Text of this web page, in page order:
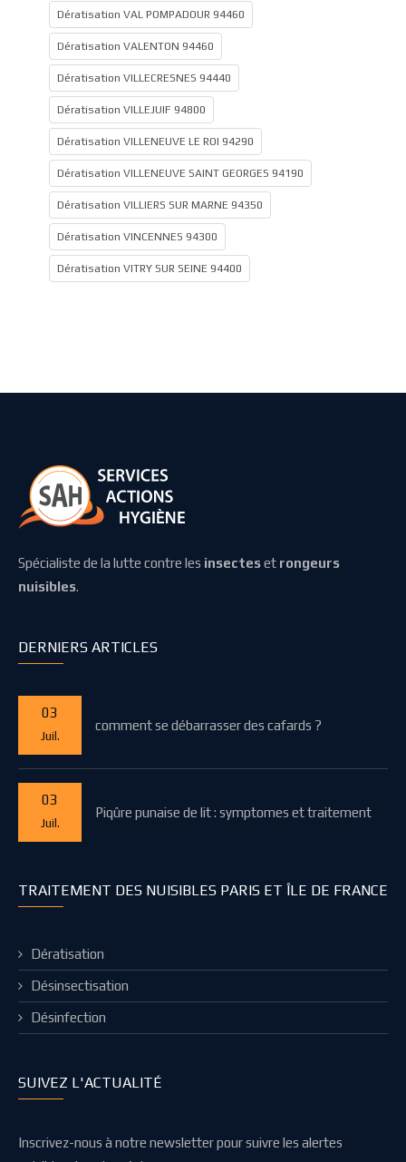
Dératisation VAL POMPADOUR 94460
Dératisation VALENTON 94460
Dératisation VILLECRESNES 94440
Dératisation VILLEJUIF 94800
Dératisation VILLENEUVE LE ROI 94290
Dératisation VILLENEUVE SAINT GEORGES 94190
Dératisation VILLIERS SUR MARNE 94350
Dératisation VINCENNES 94300
Dératisation VITRY SUR SEINE 94400
Spécialiste de la lutte contre les insecteset rongeurs
nuisibles.
DERNIERS ARTICLES
03
Juil.
comment se débarrasser des cafards ?
03
Juil.
Piqûre punaise de lit : symptomes et traitement
TRAITEMENT DES NUISIBLES PARIS ET ÎLE DE FRANCE
Dératisation
Désinsectisation
Désinfection
SUIVEZ L'ACTUALITÉ
Inscrivez-nous à notre newsletter pour suivre les alertes